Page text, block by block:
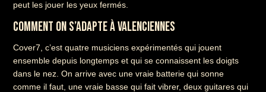
peut les jouer les yeux fermés.
COMMENT ON S’ADAPTE À VALENCIENNES
Cover7, c’est quatre musiciens expérimentés qui jouent
ensemble depuis longtemps et qui se connaissent les doigts
dans le nez. On arrive avec une vraie batterie qui sonne
comme il faut, une vraie basse qui fait vibrer, deux guitares qui